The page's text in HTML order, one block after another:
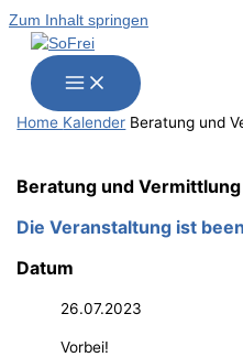
Zum Inhalt springen
Home Kalender Bera­tung und
Bera­tung und
Die Veranstaltung ist
Datum
26.07.2023
Vorbei!